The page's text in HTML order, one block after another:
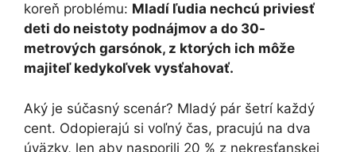
koreň problému: Mladí ľudia nechcú priviesť
deti do neistoty podnájmov a do 30-
metrových garsónok, z ktorých ich môže
majiteľ kedykoľvek vysťahovať.
Aký je súčasný scenár? Mladý pár šetrí každý
cent. Odopierajú si voľný čas, pracujú na dva
úväzky, len aby nasporili 20 % z nekresťanskej